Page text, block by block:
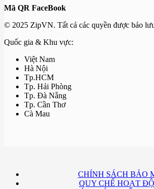
Mã QR FaceBook
© 2025 ZipVN. Tất cả các quyền được bảo
Quốc gia & Khu vực:
Việt Nam
Hà Nội
Tp.HCM
Tp. Hải Phòng
Tp. Đà Nẵng
Tp. Cần Thơ
Cà Mau
CHÍNH SÁCH BẢO
QUY CHẾ HOẠT